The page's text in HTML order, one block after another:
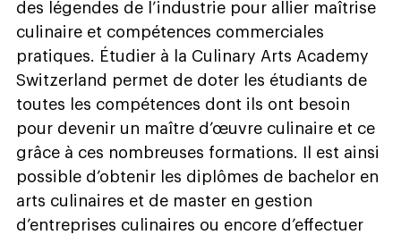
des légendes de l’industrie pour allier maîtrise
culinaire et compétences commerciales
pratiques. Étudier à la Culinary Arts Academy
Switzerland permet de doter les étudiants de
toutes les compétences dont ils ont besoin
pour devenir un maître d’œuvre culinaire et ce
grâce à ces nombreuses formations. Il est ainsi
possible d’obtenir les diplômes de bachelor en
arts culinaires et de master en gestion
d’entreprises culinaires ou encore d’effectuer